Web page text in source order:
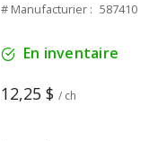
# Manufacturier : 587410
En inventaire
12,25 $ / ch